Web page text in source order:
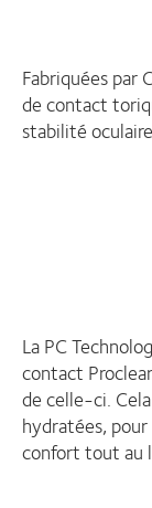
Fabriquées par
de contact
stabilité
La PC
contact
de celle-ci.
hydratées,
confort tout au